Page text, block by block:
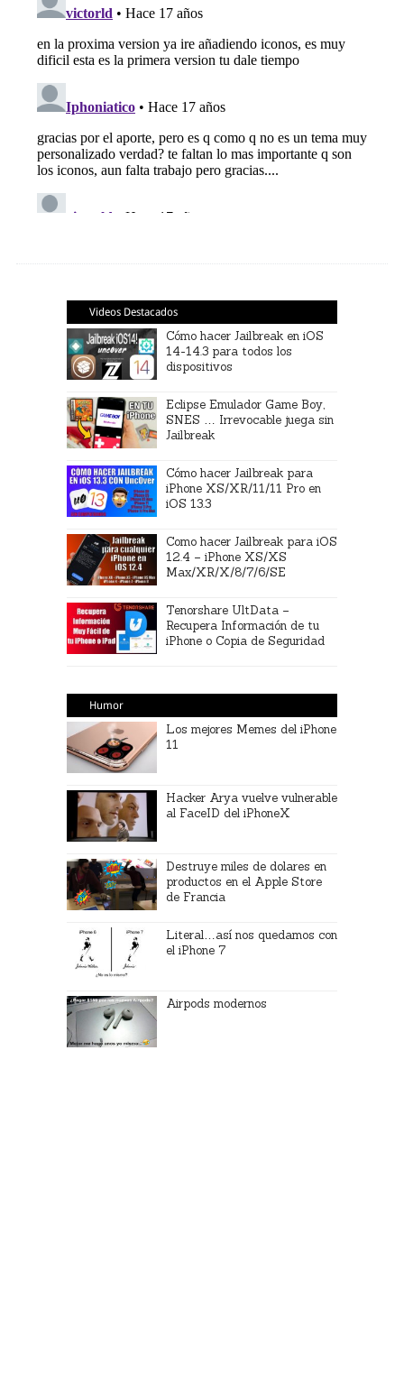
Videos Destacados
Cómo hacer Jailbreak en iOS
14-14.3 para todos los
dispositivos
Eclipse Emulador Game Boy,
SNES … Irrevocable juega sin
Jailbreak
Cómo hacer Jailbreak para
iPhone XS/XR/11/11 Pro en
iOS 13.3
Como hacer Jailbreak para iOS
12.4 – iPhone XS/XS
Max/XR/X/8/7/6/SE
Tenorshare UltData –
Recupera Información de tu
iPhone o Copia de Seguridad
Humor
Los mejores Memes del iPhone
11
Hacker Arya vuelve vulnerable
al FaceID del iPhoneX
Destruye miles de dolares en
productos en el Apple Store
de Francia
Literal…así nos quedamos con
el iPhone 7
Airpods modernos